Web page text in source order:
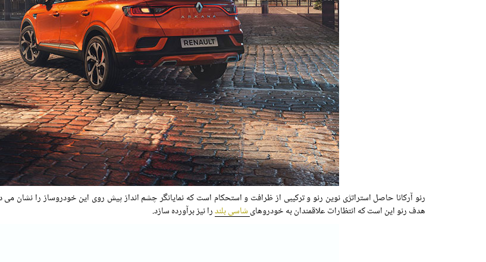
رنو آرکانا حاصل استراتژی نوین رنو و ترکیبی از ظرافت و استحکام است که نمایانگر چشم انداز پیش روی این خودروساز را نشان
هدف رنو این است که انتظارات علاقمندان به خودروهایشاسی بلندرا نیز برآورده سازد.